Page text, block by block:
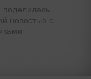
поделилась
новостью с